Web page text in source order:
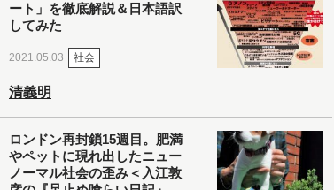
ート」を徹底解説＆日本語訳
してみた
2021.05.03 社会
清義明
ロンドン再封鎖15週目。肥満
やペットに現れ出したニュー
ノーマル社会の歪み＜入江敦